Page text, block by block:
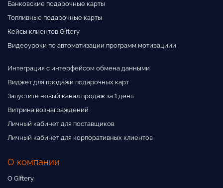
Банковские подарочные карты
Топливные подарочные карты
Кейсы клиентов Giftery
Видеоуроки по автоматизации программ мотивациии
Интеграция с интерфейсом обмена данными
Виджет для продажи подарочных карт
Запустите новый канал продаж за 1 день
Витрина вознаграждений
Личный кабинет для поставщиков
Личный кабинет для корпоративных клиентов
О компании
О Giftery